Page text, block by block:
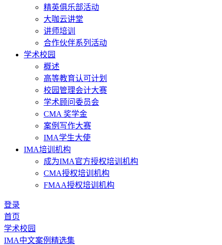
精英俱乐部活动
大咖云讲堂
讲师培训
合作伙伴系列活动
学术校园
概述
高等教育认可计划
校园管理会计大赛
学术顾问委员会
CMA 奖学金
案例写作大赛
IMA学生大使
IMA培训机构
成为IMA官方授权培训机构
CMA授权培训机构
FMAA授权培训机构
登录
首页
学术校园
IMA中文案例精选集